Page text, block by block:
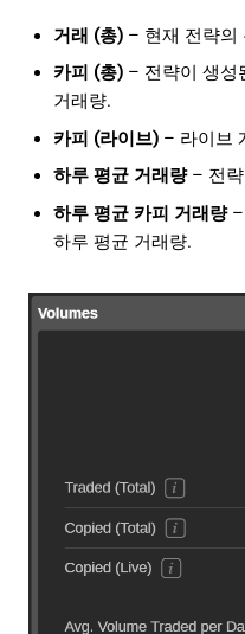
거래 (총)– 현재 전략의
카피 (총)– 전략이 생성
거래량.
카피 (라이브)– 라이브
하루 평균 거래량– 전략
하루 평균 카피 거래량–
하루 평균 거래량.